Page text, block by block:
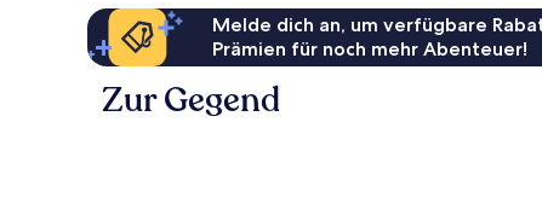
Melde dich an, um verfügbare
Prämien für noch mehr Abenteuer!
Zur Gegend